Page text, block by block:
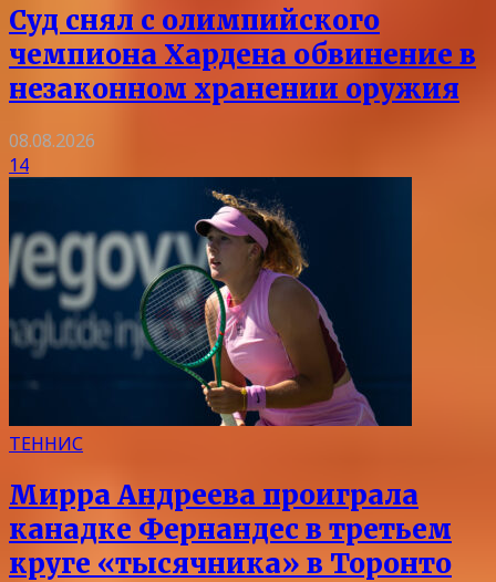
Суд снял с олимпийского
чемпиона Хардена обвинение в
незаконном хранении оружия
08.08.2026
14
ТЕННИС
Мирра Андреева проиграла
канадке Фернандес в третьем
круге «тысячника» в Торонто